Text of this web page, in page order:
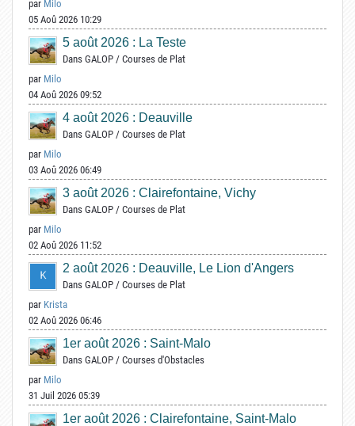
par Milo
05 Aoû 2026 10:29
5 août 2026 : La Teste
Dans GALOP / Courses de Plat
par Milo
04 Aoû 2026 09:52
4 août 2026 : Deauville
Dans GALOP / Courses de Plat
par Milo
03 Aoû 2026 06:49
3 août 2026 : Clairefontaine, Vichy
Dans GALOP / Courses de Plat
par Milo
02 Aoû 2026 11:52
2 août 2026 : Deauville, Le Lion d'Angers
Dans GALOP / Courses de Plat
par Krista
02 Aoû 2026 06:46
1er août 2026 : Saint-Malo
Dans GALOP / Courses d'Obstacles
par Milo
31 Juil 2026 05:39
1er août 2026 : Clairefontaine, Saint-Malo